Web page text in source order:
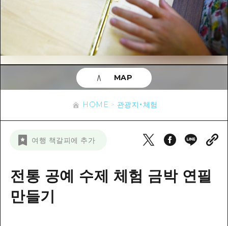
이벤트/축제
음식/술
사이클링
쇼핑
스포츠
나이트 라이프
기준
Hiroshima Moshimo Travel
히로시마시 주변
아키(安芸)
빈고(備後)
미야지마(宮島) 주변
빠른 여행
히로시마시 주변
아키(安芸)
빈고(備後)
비북(備北)
게이호쿠(芸北)
야마구치(山口)현 동부
시마네(島根)현
유용한 정보
목록
접근
히로시마 OMOTENASHI 패스
뉴스
HOME 관광지・체험
여행 책갈피에 추가
전통 공예 수제 체험 금박 연필
만들기
MAP